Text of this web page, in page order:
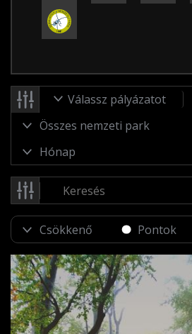
Válassz pályázatot
Pontok